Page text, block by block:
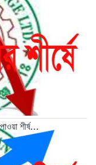
শীর্ষ...